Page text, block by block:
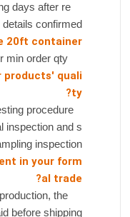
days after re
confirmed.
20ft container?
A: Yes, if the items are meet our min order qty.
products' quali
ty?
procedure
inspection and s
inspection.
in your form
al trade?
the
before shipping.